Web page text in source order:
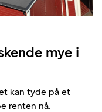
mye i
kan tyde på et
renten nå.